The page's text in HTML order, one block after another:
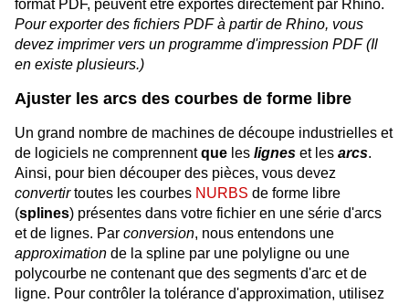
format PDF, peuvent être exportés directement par Rhino.
Pour exporter des fichiers PDF à partir de Rhino, vous
devez imprimer vers un programme d'impression PDF (Il
en existe plusieurs.)
Ajuster les arcs des courbes de forme libre
Un grand nombre de machines de découpe industrielles et
de logiciels ne comprennentque les lignes et les arcs.
Ainsi, pour bien découper des pièces, vous devez
convertirtoutes les courbes NURBS de forme libre
(splines) présentes dans votre fichier en une série d'arcs
et de lignes. Par conversion, nous entendons une
approximation de la spline par une polyligne ou une
polycourbe ne contenant que des segments d'arc et de
ligne. Pour contrôler la tolérance d'approximation, utilisez